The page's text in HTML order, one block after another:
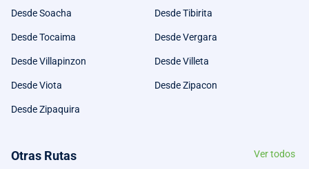
Desde Soacha Desde Tibirita
Desde Tocaima Desde Vergara
Desde Villapinzon Desde Villeta
Desde Viota Desde Zipacon
Desde Zipaquira
Otras Rutas Ver todos